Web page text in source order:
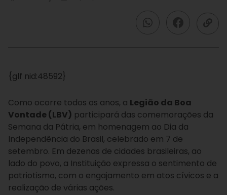
{glf nid:48592}
Como ocorre todos os anos, a Legião da Boa
Vontade (LBV) participará das comemorações da
Semana da Pátria, em homenagem ao Dia da
Independência do Brasil, celebrado em 7 de
setembro. Em dezenas de cidades brasileiras, ao
lado do povo, a Instituição expressa o sentimento de
patriotismo, com o engajamento em atos cívicos e a
realização de várias ações.